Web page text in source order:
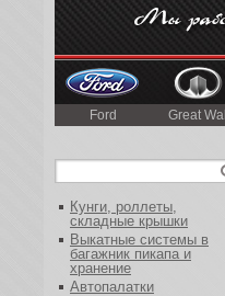
Ford Great Wall
Кунги, роллеты,
складные крышки
Выкатные системы в
багажник пикапа и
хранение
Автопалатки